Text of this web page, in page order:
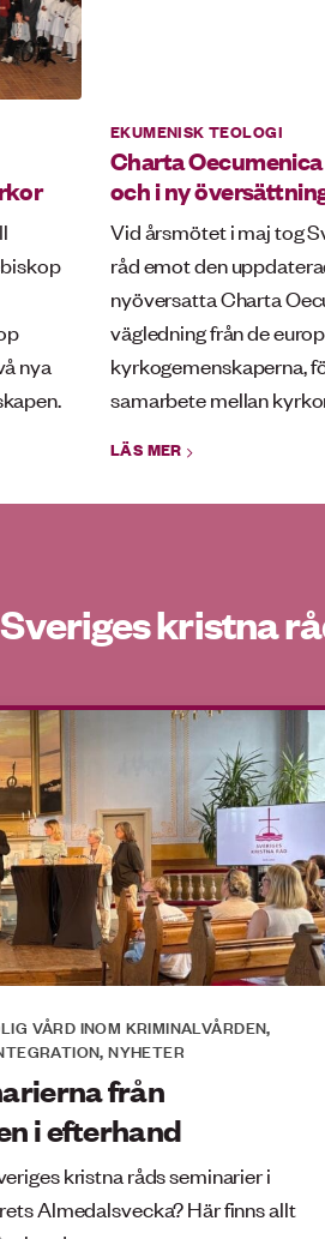
nya
EKUMENISK TEOLOGI
Charta
och i ny
Vid årsmötet i maj tog
råd emot den
nyöversatta Charta
vägledning från de
kyrkogemenskaperna,
samarbete mellan
LÄS MER
kristna
VÅRD INOM KRIMINALVÅRDEN,
,NYHETER
från
i efterhand
kristna råds seminarier i
Almedalsvecka? Här finns allt